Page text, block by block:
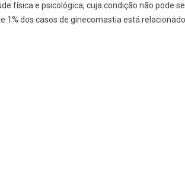
física e psicológica, cuja condição não pode
dos casos de ginecomastia está